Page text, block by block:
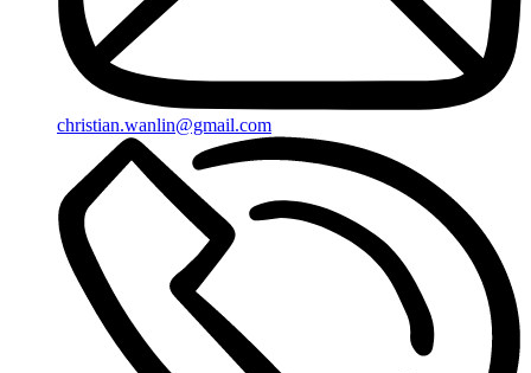
christian.wanlin@gmail.com